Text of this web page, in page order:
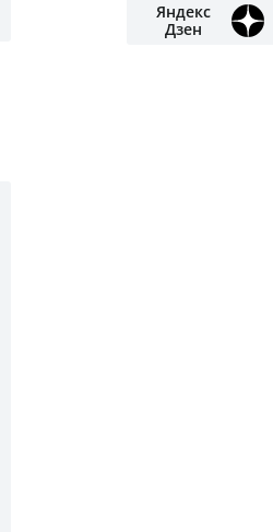
Яндекс
Дзен